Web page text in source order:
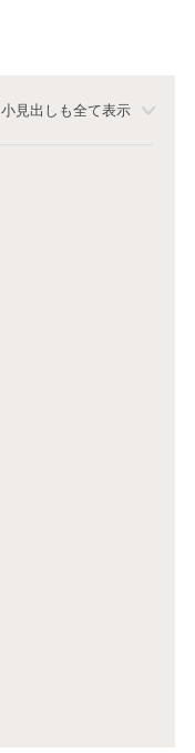
小見出しも全て表示